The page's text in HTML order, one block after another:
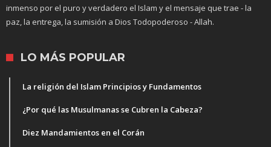
inmenso por el puro y verdadero el Islam y el mensaje que trae - la
paz, la entrega, la sumisión a Dios Todopoderoso - Allah.
LO MÁS POPULAR
La religión del Islam Principios y Fundamentos
¿Por qué las Musulmanas se Cubren la Cabeza?
Diez Mandamientos en el Corán